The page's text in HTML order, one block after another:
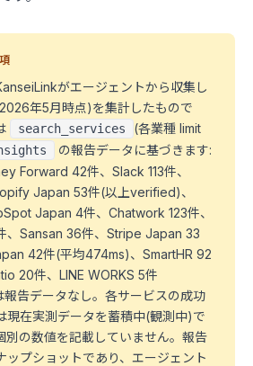
がエージェントから収集し
年5月時点)を集計したもので
search_services
(各業種 limit
の報告データに基づきます:
Forward 42件、Slack 113件、
Japan 53件(以上verified)、
Japan 4件、Chatwork 123件、
、Sansan 36件、Stripe Japan 33
42件(平均474ms)、SmartHR 92
20件、LINE WORKS 5件
報告データなし。各サービスの成功
現在実測データを蓄積中(観測中)で
別の数値を記載していません。報告
ップショットであり、エージェント